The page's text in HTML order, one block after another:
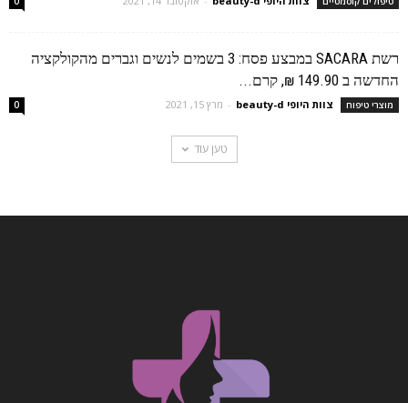
רשת SACARA במבצע פסח: 3 בשמים לנשים וגברים מהקולקציה
החדשה ב 149.90 ₪, קרם...
מוצרי טיפוח צוות היופי beauty-d - מרץ 15, 2021 0
טען עוד